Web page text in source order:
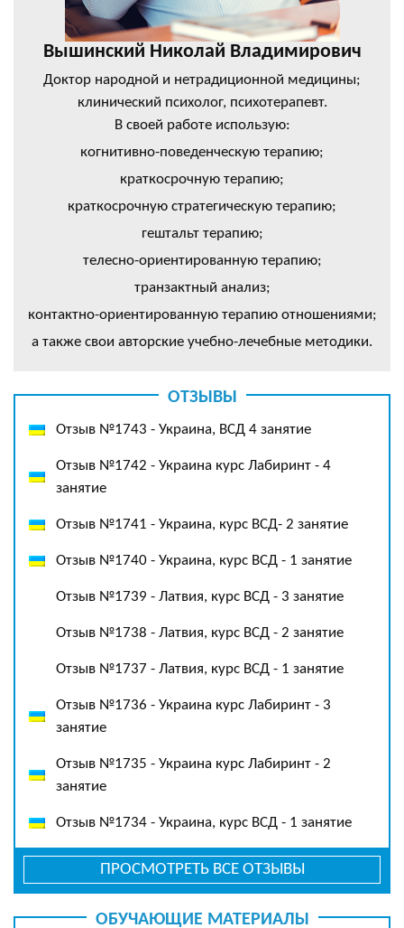
Вышинский Николай Владимирович
Доктор народной и нетрадиционной медицины;
клинический психолог, психотерапевт.
В своей работе использую:
когнитивно-поведенческую терапию;
краткосрочную терапию;
краткосрочную стратегическую терапию;
гештальт терапию;
телесно-ориентированную терапию;
транзактный анализ;
контактно-ориентированную терапию отношениями;
а также свои авторские учебно-лечебные методики.
ОТЗЫВЫ
Отзыв №1743 - Украина, ВСД 4 занятие
Отзыв №1742 - Украина курс Лабиринт - 4
занятие
Отзыв №1741 - Украина, курс ВСД- 2 занятие
Отзыв №1740 - Украина, курс ВСД - 1 занятие
Отзыв №1739 - Латвия, курс ВСД - 3 занятие
Отзыв №1738 - Латвия, курс ВСД - 2 занятие
Отзыв №1737 - Латвия, курс ВСД - 1 занятие
Отзыв №1736 - Украина курс Лабиринт - 3
занятие
Отзыв №1735 - Украина курс Лабиринт - 2
занятие
Отзыв №1734 - Украина, курс ВСД - 1 занятие
ПРОСМОТРЕТЬ ВСЕ ОТЗЫВЫ
ОБУЧАЮЩИЕ МАТЕРИАЛЫ